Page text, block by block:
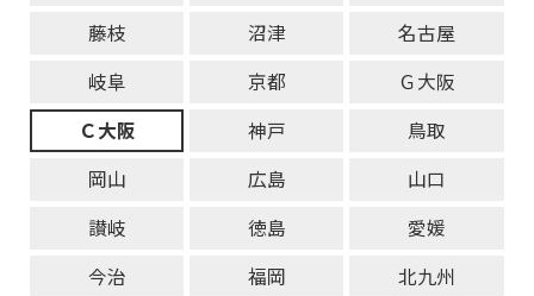
藤枝
沼津
名古屋
岐阜
京都
Ｇ大阪
Ｃ大阪
神戸
鳥取
岡山
広島
山口
讃岐
徳島
愛媛
今治
福岡
北九州